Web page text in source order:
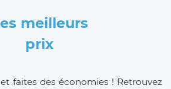
meilleurs
prix
faites des économies ! Retrouvez